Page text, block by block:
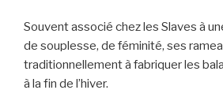
Souvent associé chez les Slaves à
de souplesse, de féminité, ses
traditionnellement à fabriquer les
à la fin de l’hiver.